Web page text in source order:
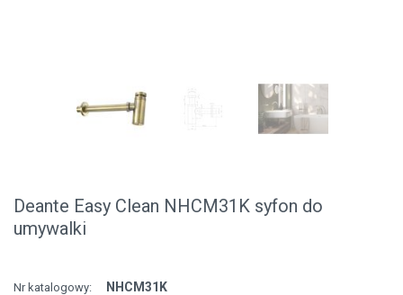
Deante Easy Clean NHCM31K syfon do
umywalki
Nr katalogowy: NHCM31K